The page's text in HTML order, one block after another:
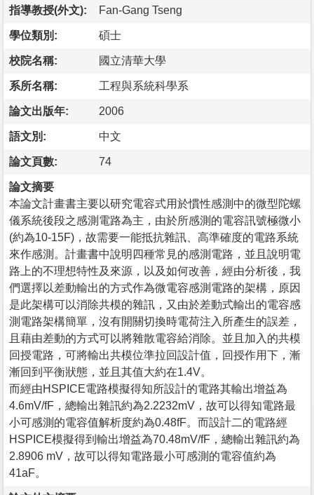
指導教授(外文): Fan-Gang Tseng
學位類別: 碩士
校院名稱: 國立清華大學
系所名稱: 工程與系統科學系
論文出版年: 2006
語文別: 中文
論文頁數: 74
論文摘要
本論文計畫書主要以研究電容式用於慣性感測中的微型陀螺
儀系統後段之感測電路為主，由於所感測的電容訊號極微小
(約為10-15F)，故需要一能抵抗雜訊、高準確度的電路系統
來作感測。計畫書中說明四種常見的感測電路，並且說明電
路上的不理想特性及來源，以及如何改善，經由分析後，我
們選擇以差動輸出的方式作為微電容感測電路的架構，原因
是此架構可以消除共模的雜訊，又由於差動式輸出的電容感
測電路架構簡單，沒有開關切換時電荷注入所產生的誤差，
且藉由差動的方式可以將雜散電容給消除。並且加入的共模
回授電路，可將輸出共模位準拉回設計值，回授作用下，漸
漸回到平衡狀態，並且其值大約在1.4V。
而經由HSPICE電路模擬得知所設計的電路其輸出增益為
4.6mV/fF，總輸出雜訊約為2.2232mV，故可以得知電路最
小可感測的電容值解析度約為0.48fF。而設計二的電路經
HSPICE模擬得到輸出增益為70.48mV/fF，總輸出雜訊約為
2.8906 mV，故可以得知電路最小可感測的電容值約為
41aF。